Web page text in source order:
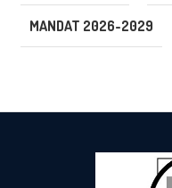
MANDAT 2026-2029